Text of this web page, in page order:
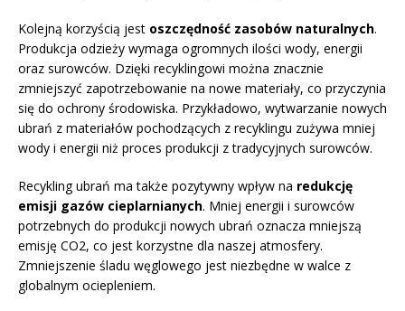
Kolejną korzyścią jest oszczędność zasobów naturalnych.
Produkcja odzieży wymaga ogromnych ilości wody, energii
oraz surowców. Dzięki recyklingowi można znacznie
zmniejszyć zapotrzebowanie na nowe materiały, co przyczynia
się do ochrony środowiska. Przykładowo, wytwarzanie nowych
ubrań z materiałów pochodzących z recyklingu zużywa mniej
wody i energii niż proces produkcji z tradycyjnych surowców.
Recykling ubrań ma także pozytywny wpływ na redukcję
emisji gazów cieplarnianych. Mniej energii i surowców
potrzebnych do produkcji nowych ubrań oznacza mniejszą
emisję CO2, co jest korzystne dla naszej atmosfery.
Zmniejszenie śladu węglowego jest niezbędne w walce z
globalnym ociepleniem.